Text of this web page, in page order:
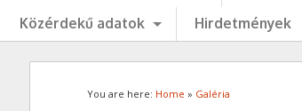
Közérdekű adatok
Hirdetmények
You are here: Home » Galéria